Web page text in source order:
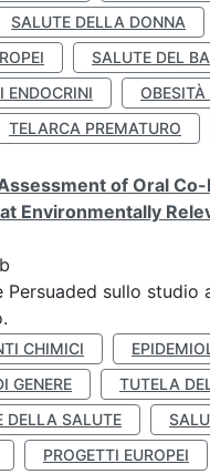
SALUTE DELLA DONNA
SALUTE DEL
ENDOCRINI
TELARCA PREMATURO
of Oral
Environmentally
Persuaded sullo
CHIMICI
GENERE
TUTELA
DELLA SALUTE
PROGETTI EUROPEI